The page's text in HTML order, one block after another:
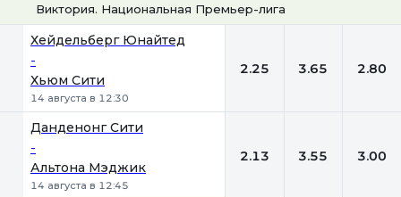
Виктория. Национальная Премьер-лига
Хейдельберг Юнайтед
-
Хьюм Сити
14 августа в 12:30
2.25 3.65 2.80
Данденонг Сити
-
Альтона Мэджик
14 августа в 12:45
2.13 3.55 3.00